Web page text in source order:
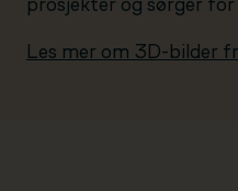
prosjekter og sørger
Les mer om 3D-bilder